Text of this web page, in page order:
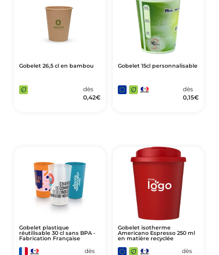
Gobelet 26,5 cl en bambou
dès
0,42€
Gobelet 15cl personnalisable
dès
0,15€
Gobelet plastique
réutilisable 30 cl sans BPA -
Fabrication Française
dès
Gobelet isotherme
Americano Espresso 250 ml
en matière recyclée
dès